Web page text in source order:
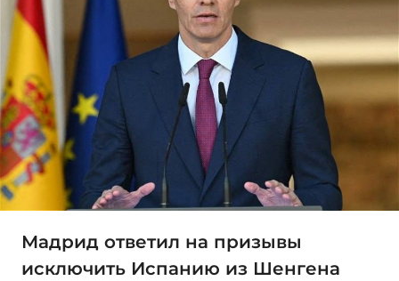
Мадрид ответил на призывы
исключить Испанию из Шенгена